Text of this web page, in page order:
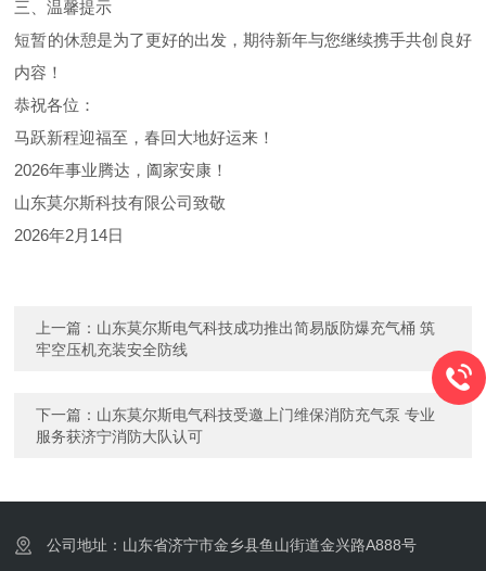
三、温馨提示
短暂的休憩是为了更好的出发，期待新年与您继续携手共创良好
内容！
恭祝各位：
马跃新程迎福至，春回大地好运来！
2026年事业腾达，阖家安康！
山东莫尔斯科技有限公司致敬
2026年2月14日
上一篇： 山东莫尔斯电气科技成功推出简易版防爆充气桶 筑
牢空压机充装安全防线
下一篇： 山东莫尔斯电气科技受邀上门维保消防充气泵 专业
服务获济宁消防大队认可
公司地址：山东省济宁市金乡县鱼山街道金兴路A888号